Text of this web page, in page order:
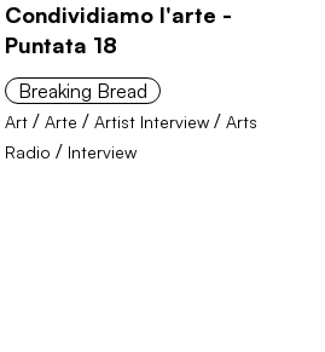
Condividiamo l'arte -
Puntata 18
Breaking Bread
Art /Arte /Artist Interview /Arts
Radio / Interview